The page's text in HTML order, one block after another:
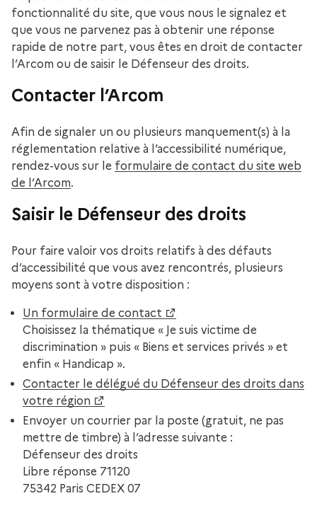
fonctionnalité du site, que vous nous le signalez et
que vous ne parvenez pas à obtenir une réponse
rapide de notre part, vous êtes en droit de contacter
l’Arcom ou de saisir le Défenseur des droits.
Contacter l’Arcom
Afin de signaler un ou plusieurs manquement(s) à la
réglementation relative à l’accessibilité numérique,
rendez-vous sur le formulaire de contact du site web
de l’Arcom.
Saisir le Défenseur des droits
Pour faire valoir vos droits relatifs à des défauts
d’accessibilité que vous avez rencontrés, plusieurs
moyens sont à votre disposition :
Un formulaire de contact
Choisissez la thématique « Je suis victime de
discrimination » puis « Biens et services privés » et
enfin « Handicap ».
Contacter le délégué du Défenseur des droits dans
votre région
Envoyer un courrier par la poste (gratuit, ne pas
mettre de timbre) à l’adresse suivante :
Défenseur des droits
Libre réponse 71120
75342 Paris CEDEX 07